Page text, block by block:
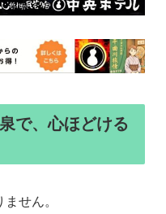
で、心ほどける
せん。